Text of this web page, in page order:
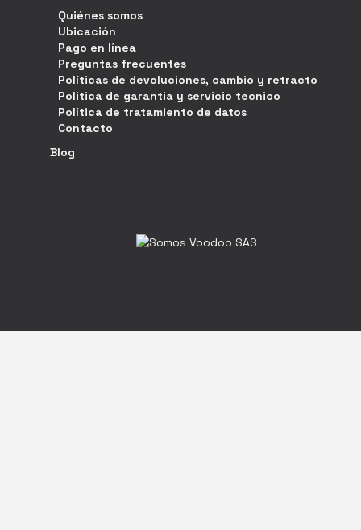
Quiénes somos
Ubicación
Pago en línea
Preguntas frecuentes
Políticas de devoluciones, cambio y retracto
Politica de garantia y servicio tecnico
Política de tratamiento de datos
Contacto
Blog